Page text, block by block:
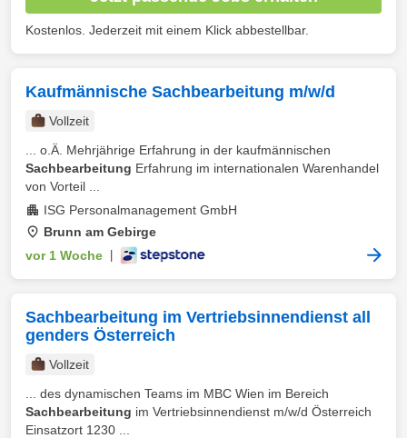
Kostenlos. Jederzeit mit einem Klick abbestellbar.
Kaufmännische Sachbearbeitung m/w/d
Vollzeit
... o.Ä. Mehrjährige Erfahrung in der kaufmännischen
Sachbearbeitung Erfahrung im internationalen Warenhandel
von Vorteil ...
ISG Personalmanagement GmbH
Brunn am Gebirge
vor 1 Woche
Sachbearbeitung im Vertriebsinnendienst all
genders Österreich
Vollzeit
... des dynamischen Teams im MBC Wien im Bereich
Sachbearbeitung im Vertriebsinnendienst m/w/d Österreich
Einsatzort 1230 ...